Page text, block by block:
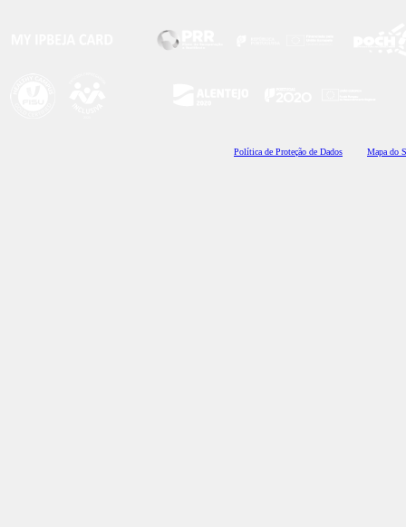
Política de Proteção de Dados Mapa do